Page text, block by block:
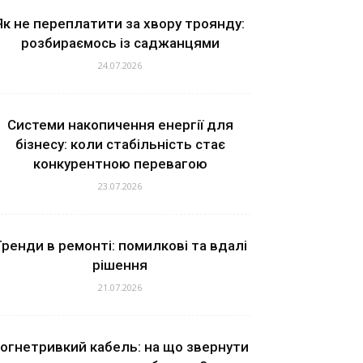
не переплатити за хвору троянду:
розбираємось із саджанцями
24.07.2026
Системи накопичення енергії для
бізнесу: коли стабільність стає
конкурентною перевагою
23.07.2026
в ремонті: помилкові та вдалі
рішення
21.07.2026
кабель: на що звернути